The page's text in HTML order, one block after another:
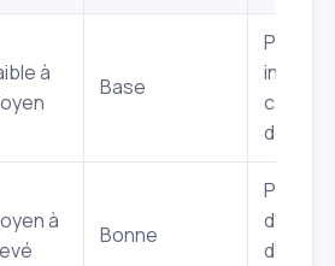
à
Base
Portes
caves,
à
Bonne
Portes